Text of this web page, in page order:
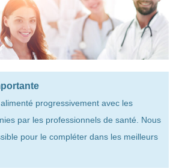
progressivement avec les
par les professionnels de santé. Nous
pour le compléter dans les meilleurs